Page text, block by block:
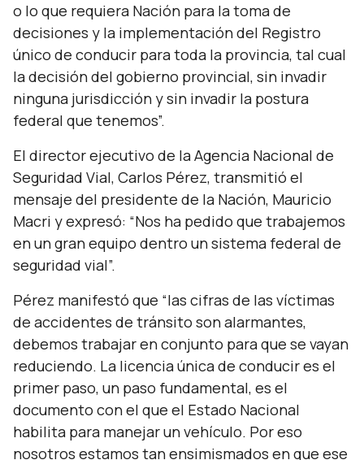
o lo que requiera Nación para la toma de
decisiones y la implementación del Registro
único de conducir para toda la provincia, tal cual
la decisión del gobierno provincial, sin invadir
ninguna jurisdicción y sin invadir la postura
federal que tenemos”.
El director ejecutivo de la Agencia Nacional de
Seguridad Vial, Carlos Pérez, transmitió el
mensaje del presidente de la Nación, Mauricio
Macri y expresó: “Nos ha pedido que trabajemos
en un gran equipo dentro un sistema federal de
seguridad vial”.
Pérez manifestó que “las cifras de las víctimas
de accidentes de tránsito son alarmantes,
debemos trabajar en conjunto para que se vayan
reduciendo. La licencia única de conducir es el
primer paso, un paso fundamental, es el
documento con el que el Estado Nacional
habilita para manejar un vehículo. Por eso
nosotros estamos tan ensimismados en que ese